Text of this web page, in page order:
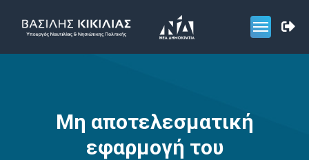
Μη αποτελεσματική
εφαρμογή του